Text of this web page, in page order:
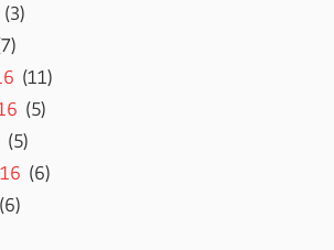
(3)
(11)
(5)
(5)
(6)
(6)